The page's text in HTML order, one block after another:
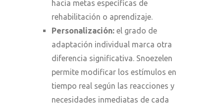
hacia metas específicas de
rehabilitación o aprendizaje.
Personalización: el grado de
adaptación individual marca otra
diferencia significativa. Snoezelen
permite modificar los estímulos en
tiempo real según las reacciones y
necesidades inmediatas de cada